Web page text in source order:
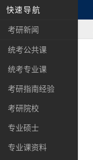
快速导航
考研新闻
统考公共课
统考专业课
考研指南经验
考研院校
专业硕士
专业课资料